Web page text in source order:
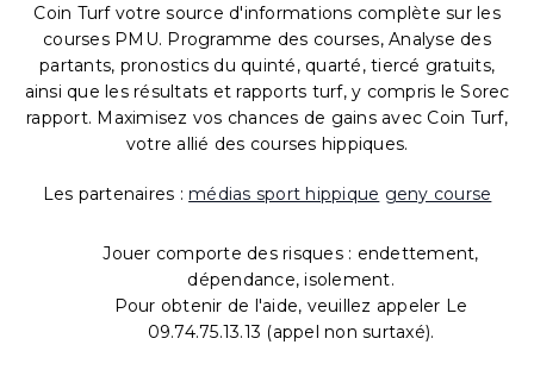
Coin Turf votre source d'informations complète sur les
courses PMU. Programme des courses, Analyse des
partants, pronostics du quinté, quarté, tiercé gratuits,
ainsi que les résultats et rapports turf, y compris le Sorec
rapport. Maximisez vos chances de gains avec Coin Turf,
votre allié des courses hippiques.
Les partenaires : médias sport hippique geny course
Jouer comporte des risques : endettement,
dépendance, isolement.
Pour obtenir de l'aide, veuillez appeler Le
09.74.75.13.13 (appel non surtaxé).